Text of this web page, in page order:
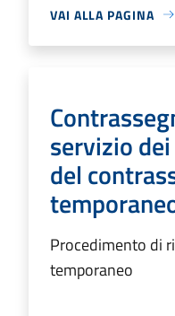
VAI ALLA PAGINA
servizio
del
Procedimento di
temporaneo